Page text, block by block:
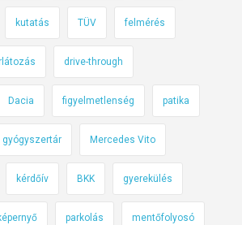
kutatás TÜV felmérés
drive-through
Dacia figyelmetlenség patika
gyógyszertár Mercedes Vito
kérdőív BKK gyerekülés
parkolás mentőfolyosó